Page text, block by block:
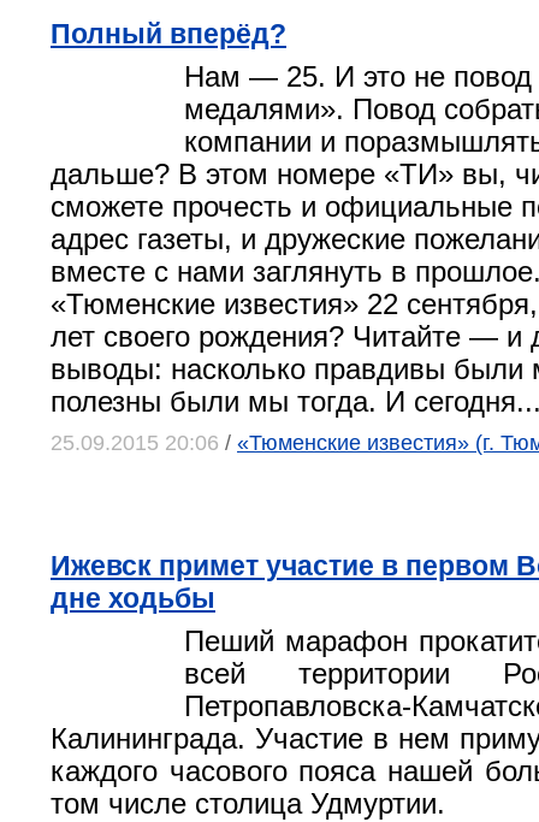
Полный вперёд?
Нам — 25. И это не повод
медалями». Повод
компании и
дальше? В этом номере «ТИ» вы,
сможете прочесть и официальные
адрес газеты, и дружеские
вместе с нами заглянуть в
«Тюменские известия» 22
лет своего рождения? Читайте — и
выводы: насколько правдивы были
полезны были мы тогда. И
25.09.2015 20:06 / «Тюменские известия» (г.
Ижевск примет участие в первом
дне ходьбы
Пеший марафон
всей территории
Петропавловска-
Калининграда. Участие в нем
каждого часового пояса нашей
том числе столица Удмуртии.